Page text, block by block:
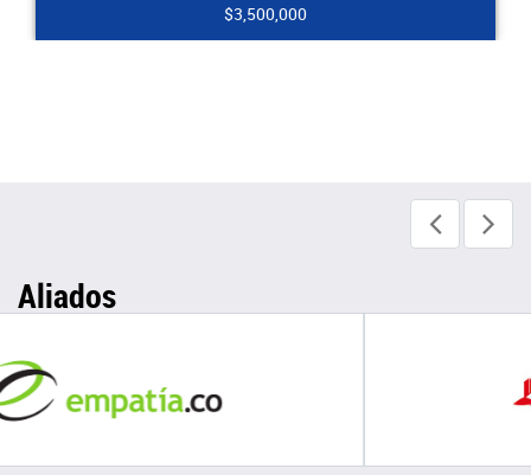
$2,500,000
Aliados